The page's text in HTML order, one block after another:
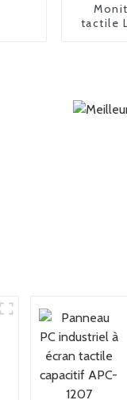
tactile